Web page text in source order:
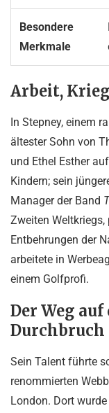
Besondere
Merkmale
Arbeit,
In Stepney, einem
ältester Sohn von
und Ethel Esther
Kindern; sein
Manager der Band
Zweiten
Entbehrungen der
arbeitete in
einem Golfprofi.
Der Weg
Durchbruch
Sein Talent führte
renommierten
London. Dort